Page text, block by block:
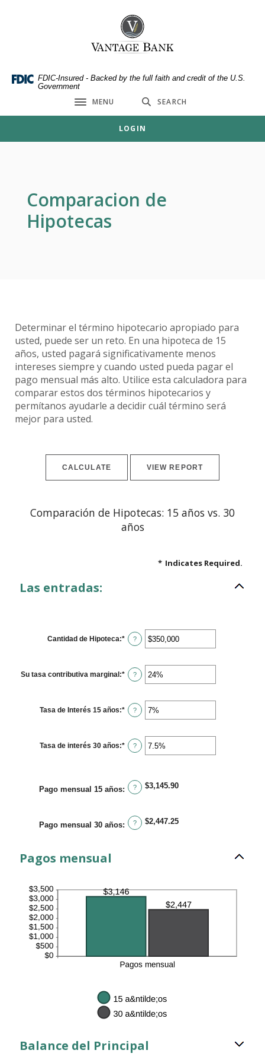
Skip
higher
Vantage Bank
FDIC-Insured - Backed by the full faith and credit of the U.S.
Government
Toggle navigation
MENU SEARCH
LOGIN
Comparacion de
Hipotecas
Determinar el término hipotecario apropiado para
usted, puede ser un reto. En una hipoteca de 15
años, usted pagará significativamente menos
intereses siempre y cuando usted pueda pagar el
pago mensual más alto. Utilice esta calculadora para
comparar estos dos términos hipotecarios y
permítanos ayudarle a decidir cuál término será
mejor para usted.
Comparación de Hipotecas: 15 años vs. 30
años
* Indicates Required.
Las entradas:
Cantidad de Hipoteca:* Enter
an
between
$0
and
?
Su tasa contributiva marginal:* Enter
an
between
0%
and
?
Tasa de Interés 15 años:* Enter
an
between
0%
and
?
Tasa de interés 30 años:* Enter
an
0%
and
50%
?
Pago mensual 15 años: ? $3,145.90
Pago mensual 30 años: ? $2,447.25
Pagos mensual
Balance del Principal